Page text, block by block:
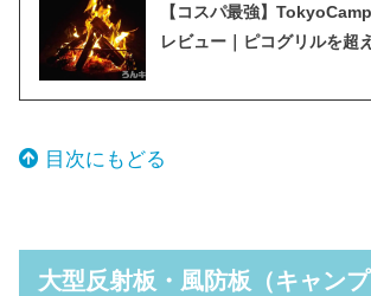
【コスパ最強】
レビュー｜ピコグリルを超
目次にもどる
大型反射板・風防板（キャンプ